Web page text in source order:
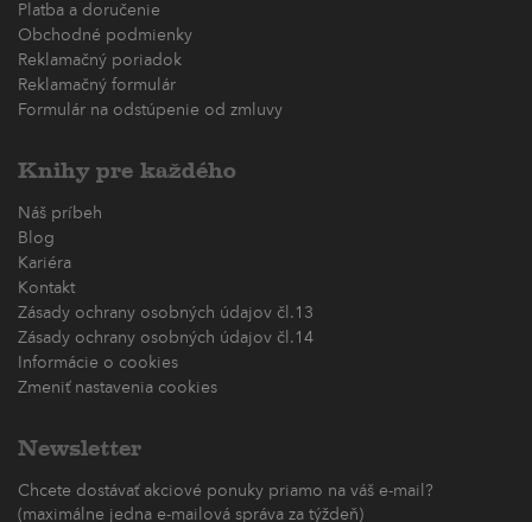
Platba a doručenie
Obchodné podmienky
Reklamačný poriadok
Reklamačný formulár
Formulár na odstúpenie od zmluvy
Knihy pre každého
Náš príbeh
Blog
Kariéra
Kontakt
Zásady ochrany osobných údajov čl.13
Zásady ochrany osobných údajov čl.14
Informácie o cookies
Zmeniť nastavenia cookies
Newsletter
Chcete dostávať akciové ponuky priamo na váš e-mail?
(maximálne jedna e-mailová správa za týždeň)